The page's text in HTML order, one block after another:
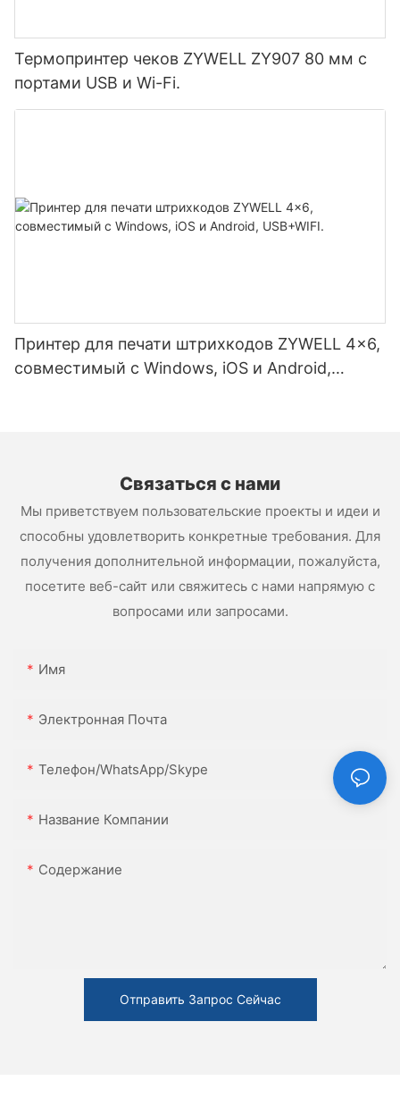
Термопринтер чеков ZYWELL ZY907 80 мм с
портами USB и Wi-Fi.
Принтер для печати штрихкодов ZYWELL 4x6,
совместимый с Windows, iOS и Android,
Связаться с нами
Мы приветствуем пользовательские проекты и идеи и
способны удовлетворить конкретные требования. Для
получения дополнительной информации, пожалуйста,
посетите веб-сайт или свяжитесь с нами напрямую с
вопросами или запросами.
Имя
Электронная Почта
Телефон/WhatsApp/Skype
Название Компании
Содержание
Отправить Запрос Сейчас